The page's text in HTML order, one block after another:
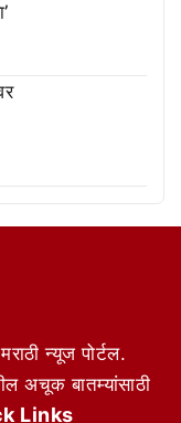
न्यूज पोर्टल.
अचूक बातम्यांसाठी
Links